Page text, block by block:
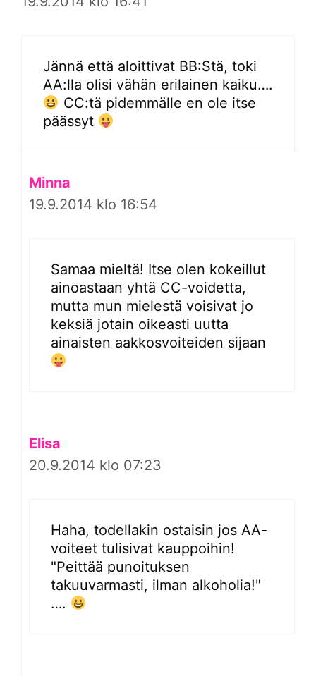
Jännä että aloittivat BB:Stä, toki
AA:lla olisi vähän erilainen kaiku….
CC:tä pidemmälle en ole itse
päässyt
Minna
19.9.2014 klo 16:54
Samaa mieltä! Itse olen kokeillut
ainoastaan yhtä CC-voidetta,
mutta mun mielestä voisivat jo
keksiä jotain oikeasti uutta
ainaisten aakkosvoiteiden sijaan
Elisa
20.9.2014 klo 07:23
Haha, todellakin ostaisin jos AA-
voiteet tulisivat kauppoihin!
"Peittää punoituksen
takuuvarmasti, ilman alkoholia!"
….